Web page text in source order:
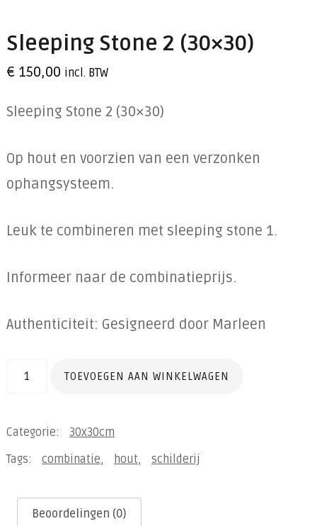
Sleeping Stone 2 (30×30)
€150,00 incl. BTW
Sleeping Stone 2 (30×30)
Op hout en voorzien van een verzonken
ophangsysteem.
Leuk te combineren met sleeping stone 1.
Informeer naar de combinatieprijs.
Authenticiteit: Gesigneerd door Marleen
Sleeping
TOEVOEGEN AAN WINKELWAGEN
Categorie:
30x30cm
Tags:
combinatie, hout, schilderij
Beoordelingen (0)